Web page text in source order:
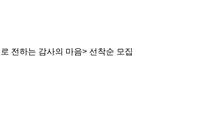
전하는 감사의 마음> 선착순 모집